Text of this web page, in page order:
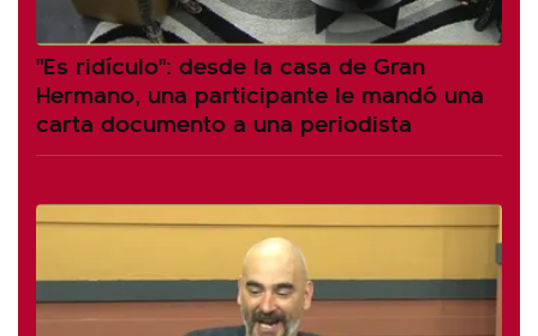
"Es ridículo": desde la casa de Gran
Hermano, una participante le mandó una
carta documento a una periodista